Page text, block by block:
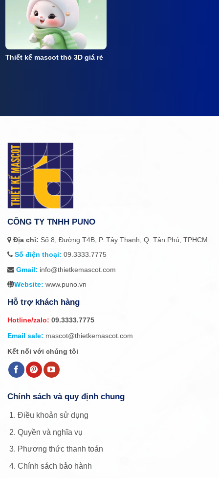
Thiết kế mascot thỏ 3D giá rẻ
CÔNG TY TNHH PUNO
Địa chỉ: Số 8, Đường T4B, P. Tây Thạnh, Q. Tân Phú, TPHCM
Số điện thoại: 09.3333.7775
Gmail: info@thietkemascot.com
Website: www.puno.vn
Hỗ trợ khách hàng
Hotline/zalo: 09.3333.7775
Email sale: mascot@thietkemascot.com
Kết nối với chúng tôi
Chính sách và quy định chung
Điều khoản sử dụng
Quyền và nghĩa vụ
Phương thức thanh toán
Chính sách bảo hành